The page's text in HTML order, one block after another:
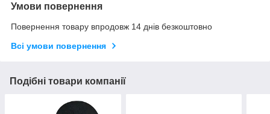
Умови повернення
Повернення товару впродовж 14 днів безкоштовно
Всі умови повернення
Подібні товари компанії